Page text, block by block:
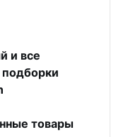
и все
подборки
товары